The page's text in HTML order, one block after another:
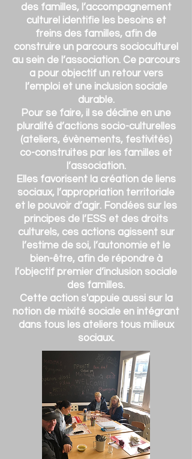
des familles, l’accompagnement
culturel identifie les besoins et
freins des familles, afin de
construire un parcours socioculturel
au sein de l’association. Ce parcours
a pour objectif un retour vers
l’emploi et une inclusion sociale
durable.
Pour se faire, il se décline en une
pluralité d’actions socio-culturelles
(ateliers, évènements, festivités)
co-construites par les familles et
l’association.
Elles favorisent la création de liens
sociaux, l’appropriation territoriale
et le pouvoir d’agir. Fondées sur les
principes de l’ESS et des droits
culturels, ces actions agissent sur
l’estime de soi, l’autonomie et le
bien-être, afin de répondre à
l’objectif premier d’inclusion sociale
des familles.
Cette action s'appuie aussi sur la
notion de mixité sociale en intégrant
dans tous les ateliers tous milieux
sociaux.